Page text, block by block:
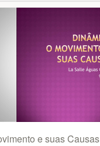
e suas Causas